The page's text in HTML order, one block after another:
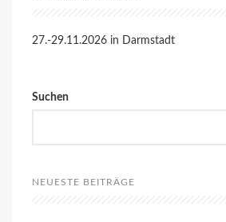
27.-29.11.2026 in Darmstadt
Suchen
NEUESTE BEITRÄGE